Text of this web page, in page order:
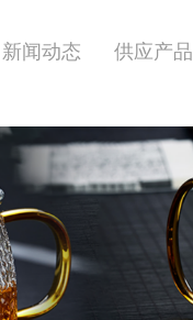
新闻动态 供应产品